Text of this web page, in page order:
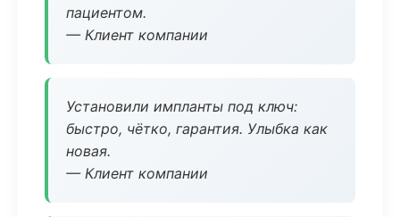
пациентом.
— Клиент компании
Установили импланты под ключ:
быстро, чётко, гарантия. Улыбка как
новая.
— Клиент компании